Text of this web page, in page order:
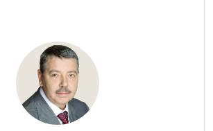
ждут трудные времена.
ваши прогнозы?
Учитывая то, как развиваются
что 2026-й, да и 2027 год